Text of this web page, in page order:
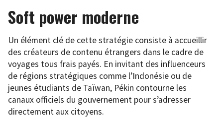
Soft power moderne
Un élément clé de cette stratégie consiste à accueillir
des créateurs de contenu étrangers dans le cadre de
voyages tous frais payés. En invitant des influenceurs
de régions stratégiques comme l’Indonésie ou de
jeunes étudiants de Taïwan, Pékin contourne les
canaux officiels du gouvernement pour s’adresser
directement aux citoyens.